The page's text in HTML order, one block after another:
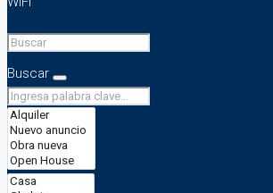
Buscar